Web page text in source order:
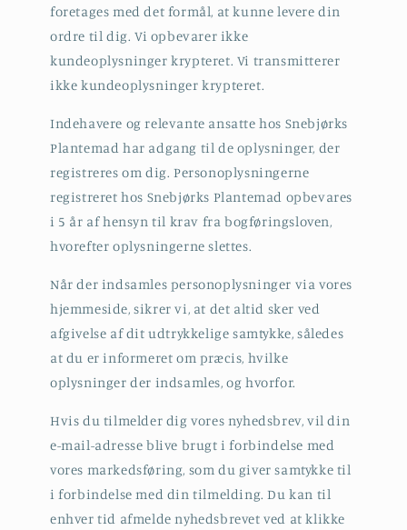
foretages med det formål, at kunne levere din
ordre til dig. Vi opbevarer ikke
kundeoplysninger krypteret. Vi transmitterer
ikke kundeoplysninger krypteret.
Indehavere og relevante ansatte hos Snebjørks
Plantemad har adgang til de oplysninger, der
registreres om dig. Personoplysningerne
registreret hos Snebjørks Plantemad opbevares
i 5 år af hensyn til krav fra bogføringsloven,
hvorefter oplysningerne slettes.
Når der indsamles personoplysninger via vores
hjemmeside, sikrer vi, at det altid sker ved
afgivelse af dit udtrykkelige samtykke, således
at du er informeret om præcis, hvilke
oplysninger der indsamles, og hvorfor.
Hvis du tilmelder dig vores nyhedsbrev, vil din
e-mail-adresse blive brugt i forbindelse med
vores markedsføring, som du giver samtykke til
i forbindelse med din tilmelding. Du kan til
enhver tid afmelde nyhedsbrevet ved at klikke